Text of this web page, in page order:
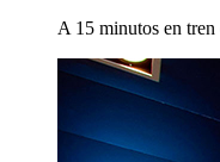
A 15 minutos en